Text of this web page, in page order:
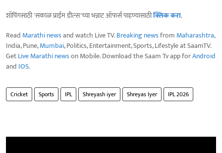
शॉपिंगसाठी 'सकाळ प्राईम डील्स'च्या भन्नाट ऑफर्स पाहण्यासाठीक्लिक करा.
Read Marathi newsand watch Live TV.Breaking newsfrom Maharashtra,
India, Pune,Mumbai, Politics, Entertainment, Sports, Lifestyle at SaamTV.
GetLive Marathi newson Mobile. Download the Saam Tv app forAndroid
and IOS.
Cricket Sports IPL Shreyash iyer Shreyas Iyer IPL 2026